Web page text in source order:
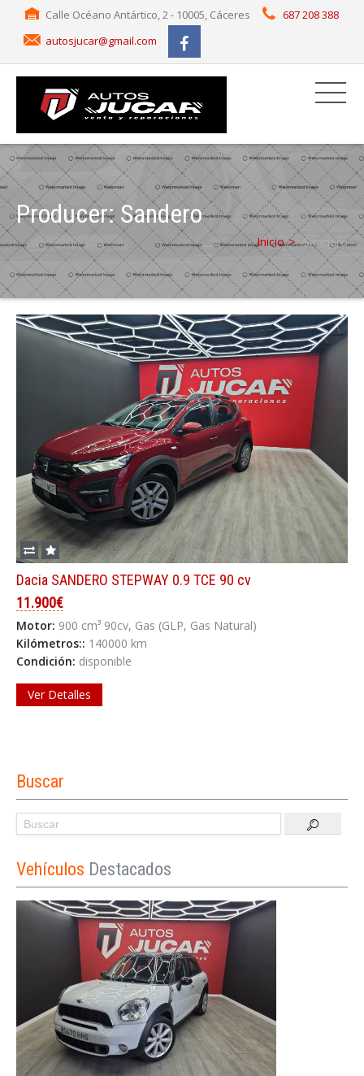
Calle Océano Antártico, 2 - 10005, Cáceres
687 208 388
autosjucar@gmail.com
Producer:Sandero
Inicio Sandero
Dacia SANDERO STEPWAY 0.9 TCE 90 cv
11.900€
Motor: 900 cm³ 90cv, Gas (GLP, Gas Natural)
Kilómetros:: 140000 km
Condición: disponible
Ver Detalles
Buscar
Vehículos Destacados